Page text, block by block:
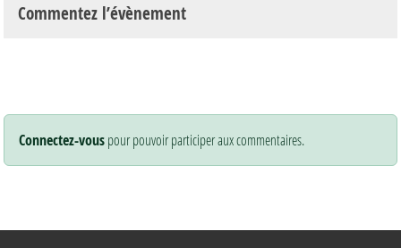
Commentez l’évènement
Connectez-vouspour pouvoir participer aux commentaires.